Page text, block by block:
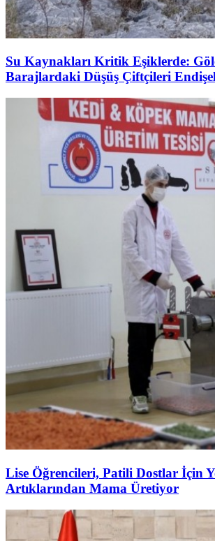
Su Kaynakları Kritik Eşiklerde:
Barajlardaki Düşüş Çiftçileri
Lise Öğrencileri, Patili Dostlar İçin
Artıklarından Mama Üretiyor